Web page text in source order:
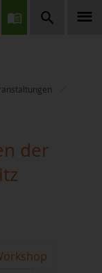
BluRays,
der